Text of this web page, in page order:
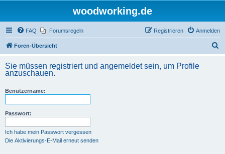
woodworking.de
FAQ Forumsregeln Anmelden
Registrieren
Foren-Übersicht
h
Sie müssen registriert und angemeldet sein, um Profile
anzuschauen.
Benutzername:
Passwort:
Ich habe mein Passwort vergessen
Die Aktivierungs-E-Mail erneut senden